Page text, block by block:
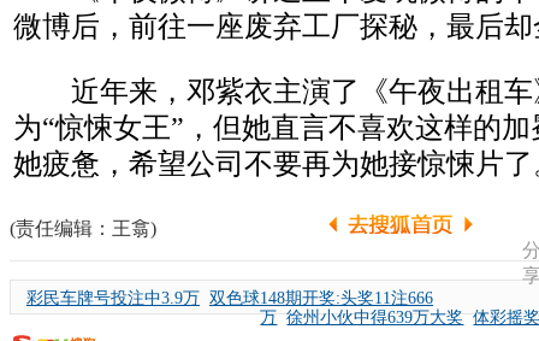
微博后，前往一座废弃工厂探秘，最后
近年来，邓紫衣主演了《午夜出租车
为“惊悚女王”，但她直言不喜欢这样的
她疲惫，希望公司不要再为她接惊悚片了
(责任编辑：王翕)
彩民车牌号投注中3.9万 双色球148期开奖:头奖11注666
万 徐州小伙中得639万大奖 体彩摇